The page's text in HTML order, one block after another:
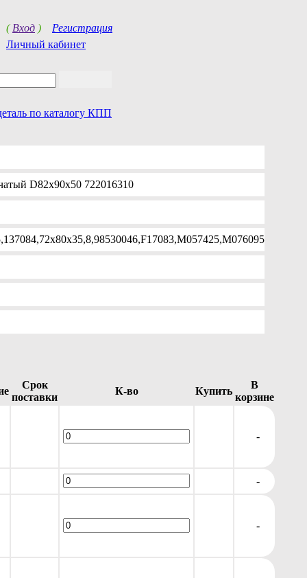
( Вход ) Регистрация
Личный кабинет
по каталогу КПП
D82x90x50 722016310
Срок
поставки
К-во Купить
В
корзине
-
-
-